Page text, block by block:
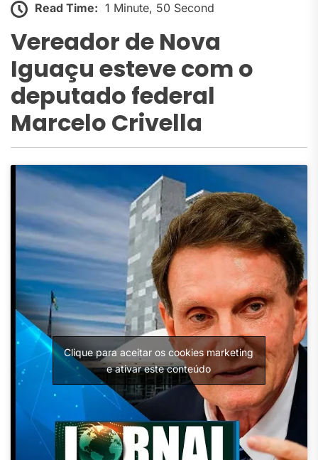
Read Time: 1 Minute, 50 Second
Vereador de Nova
Iguaçu esteve com o
deputado federal
Marcelo Crivella
Clique para aceitar os cookies marketing
e ativar este conteúdo